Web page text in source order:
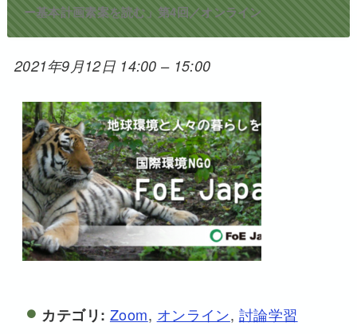
ー基本計画素案を読む」第4回／オンライン
2021年9月12日 14:00 – 15:00
カテゴリ: Zoom, オンライン, 討論学習